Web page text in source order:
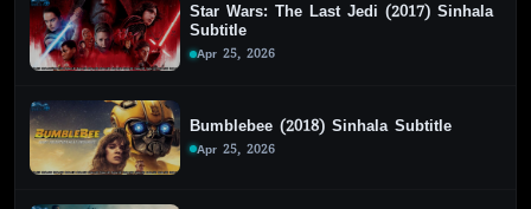
Star Wars: The Last Jedi (2017) Sinhala
Subtitle
Apr 25, 2026
Bumblebee (2018) Sinhala Subtitle
Apr 25, 2026